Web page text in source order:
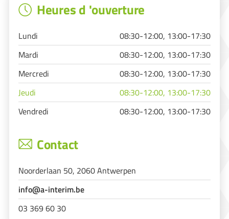
Heures d 'ouverture
Lundi
08:30-12:00, 13:00-17:30
Mardi
08:30-12:00, 13:00-17:30
Mercredi
08:30-12:00, 13:00-17:30
Jeudi
08:30-12:00, 13:00-17:30
Vendredi
08:30-12:00, 13:00-17:30
Contact
Noorderlaan 50, 2060 Antwerpen
info@a-interim.be
03 369 60 30